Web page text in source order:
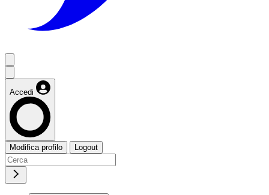
Accedi
Modifica profilo Logout